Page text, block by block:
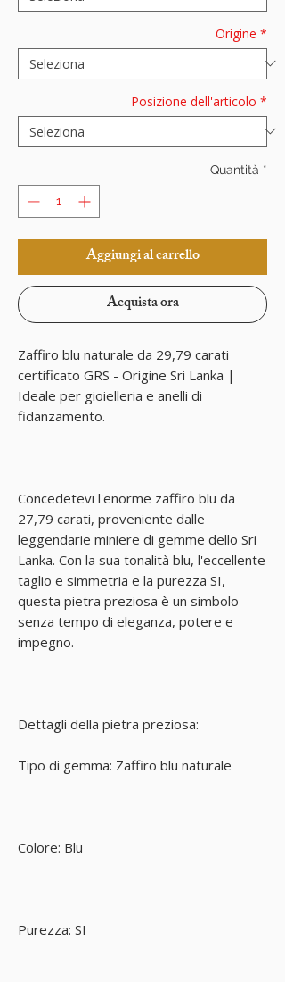
Origine *
Posizione dell'articolo *
Quantità *
Aggiungi al carrello
Acquista ora
Zaffiro blu naturale da 29,79 carati
certificato GRS - Origine Sri Lanka |
Ideale per gioielleria e anelli di
fidanzamento.
Concedetevi l'enorme zaffiro blu da
27,79 carati, proveniente dalle
leggendarie miniere di gemme dello Sri
Lanka. Con la sua tonalità blu, l'eccellente
taglio e simmetria e la purezza SI,
questa pietra preziosa è un simbolo
senza tempo di eleganza, potere e
impegno.
Dettagli della pietra preziosa:
Tipo di gemma: Zaffiro blu naturale
Colore: Blu
Purezza: SI